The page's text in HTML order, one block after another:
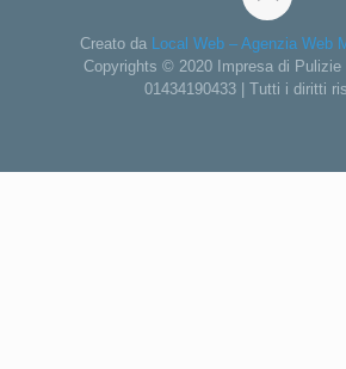
Creato da
Local Web – Agenzia Web
Copyrights © 2020 Impresa di Pulizie
01434190433 | Tutti i diritti